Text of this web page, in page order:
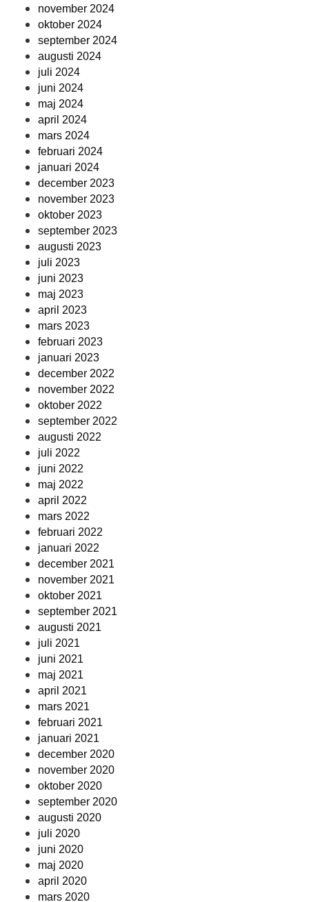
november 2024
oktober 2024
september 2024
augusti 2024
juli 2024
juni 2024
maj 2024
april 2024
mars 2024
februari 2024
januari 2024
december 2023
november 2023
oktober 2023
september 2023
augusti 2023
juli 2023
juni 2023
maj 2023
april 2023
mars 2023
februari 2023
januari 2023
december 2022
november 2022
oktober 2022
september 2022
augusti 2022
juli 2022
juni 2022
maj 2022
april 2022
mars 2022
februari 2022
januari 2022
december 2021
november 2021
oktober 2021
september 2021
augusti 2021
juli 2021
juni 2021
maj 2021
april 2021
mars 2021
februari 2021
januari 2021
december 2020
november 2020
oktober 2020
september 2020
augusti 2020
juli 2020
juni 2020
maj 2020
april 2020
mars 2020